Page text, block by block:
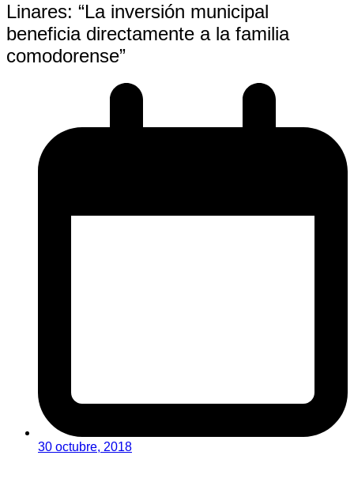
Linares: “La inversión municipal
beneficia directamente a la familia
comodorense”
30 octubre, 2018